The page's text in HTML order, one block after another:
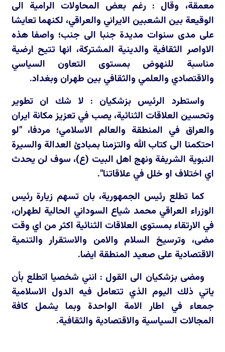
معمقة، وقال : رغم بعض المحاولات الرامية الى
الوقيعة بين الشعبين الايراني والعراقي، لكنهما تعايشا
على مدى سنوات مديدة جنبا الى جنب؛ واصفا هذه
الاواصر الثقافية والدينية المشتركة، انها تتيح ارضية
مناسبة للنهوض بمستوى التعاون السياسي
والاقتصادي والعلمي والثقافي بين طهران وبغداد.
واستطرد الرئيس بزشكيان : لا شك ان تطوير
وتحسين العلاقات الثنائية، يصب في تعزيز مكانة ايران
والعراق في المنطقة والعالم الاسلامي؛ مردفا، "لو
احتكمنا الى كتاب الله والتزمنا بمبادئ العدالة والسيرة
النبوية الشريفة ونهج اهل البيت (ع)، سوف لن يحدث
اي اختلاف او خلل في علاقاتنا".
كما تطلع رئيس الجمهورية، بان تسهم زيارة رئيس
الوزراء العراقي محمد شياع السوداني الحالية لطهران،
في الارتقاء بمستوى العلاقات الثنائية اكثر من اي وقت
مضى، وترسيخ السلام والامن والاستقرار والتنمية
الاقتصادية على صعيد المنطقة ايضا.
ومضى بزشكيان الى القول : انني شخصيا اتطلع بأن
ياتي ذلك اليوم الذي تتعامل فيه الدول الاسلامية
جمعاء في اطار الامة الواحدة وبما يشمل كافة
المجالات السياسية والاقتصادية والثقافية.